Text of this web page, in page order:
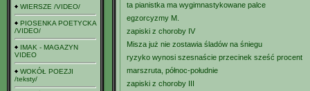
WIERSZE /VIDEO/
PIOSENKA POETYCKA
/VIDEO/
IMAK - MAGAZYN
VIDEO
WOKÓŁ POEZJI
/teksty/
ta pianistka ma wygimnastykowane palce
egzorcyzmy M.
zapiski z choroby IV
Misza już nie zostawia śladów na śniegu
ryzyko wynosi szesnaście przecinek sześć procent
marszruta, północ-południe
zapiski z choroby III